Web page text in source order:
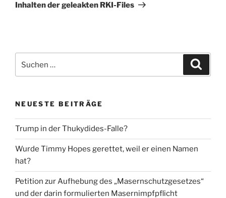
Inhalten der geleakten RKI-Files
nach:
NEUESTE BEITRÄGE
Trump in der Thukydides-Falle?
Wurde Timmy Hopes gerettet, weil er einen Namen
hat?
Petition zur Aufhebung des „Masernschutzgesetzes“
und der darin formulierten Masernimpfpflicht